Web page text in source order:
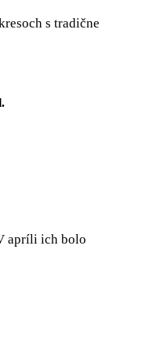
s tradične
apríli ich bolo